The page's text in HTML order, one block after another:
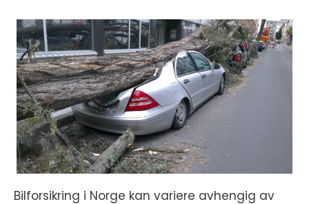
Bilforsikring i Norge kan variere avhengig av